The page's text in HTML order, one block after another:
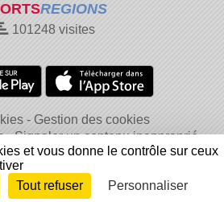
REGIONS
101248 visites
Gestion des cookies
Signaler un contenu inapproprié
Connexion
et vous donne le contrôle sur ceux
Tout refuser Personnaliser